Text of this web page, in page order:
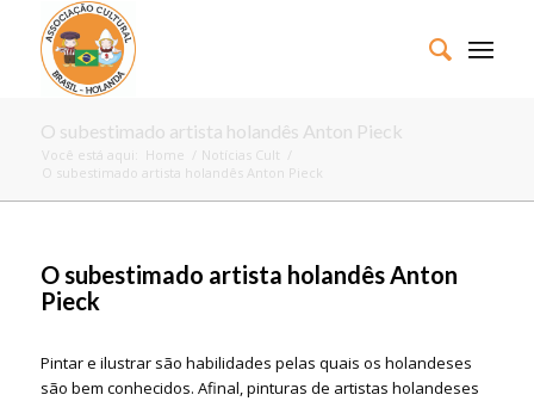
O subestimado artista holandês Anton Pieck
Você está aqui: Home / Notícias Cult /
O subestimado artista holandês Anton Pieck
O subestimado artista holandês Anton
Pieck
Pintar e ilustrar são habilidades pelas quais os holandeses
são bem conhecidos. Afinal, pinturas de artistas holandeses